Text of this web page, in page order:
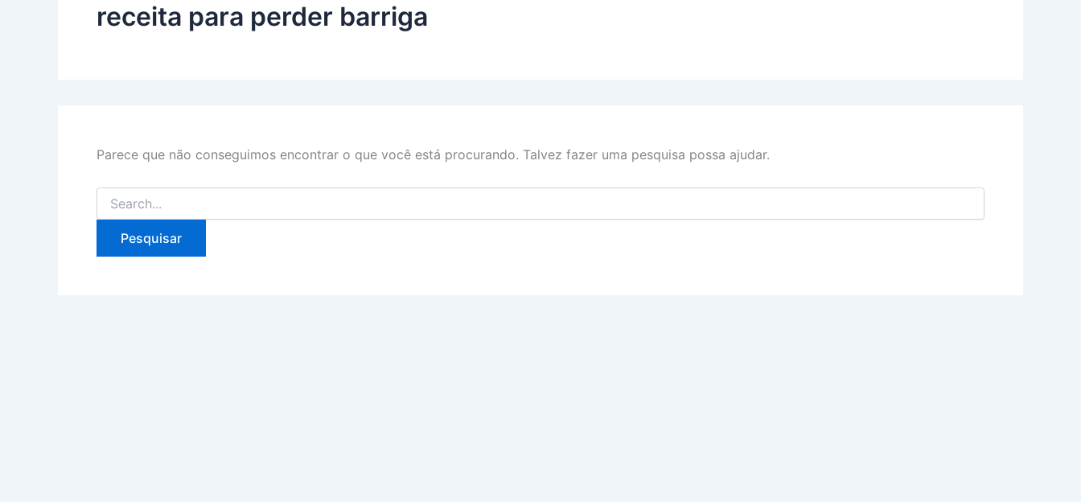
receita para perder barriga
Parece que não conseguimos encontrar o que você está procurando. Talvez fazer uma pesquisa possa ajudar.
Pesquisar
por: